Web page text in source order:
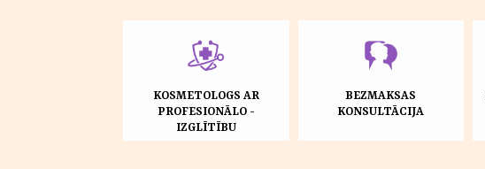
KOSMETOLOGS AR
PROFESIONĀLO -
IZGLĪTĪBU
BEZMAKSAS
KONSULTĀCIJA